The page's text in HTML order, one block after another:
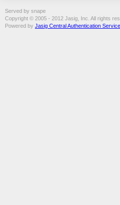
Served by snape
Copyright © 2005 - 2012 Jasig, Inc. All rights
Powered by Jasig Central Authentication